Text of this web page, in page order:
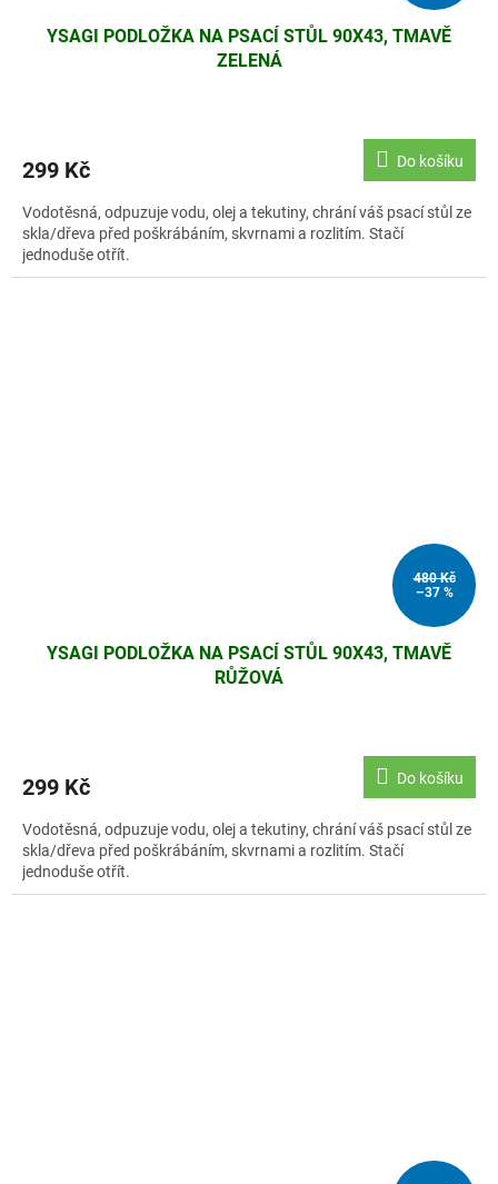
YSAGI PODLOŽKA NA PSACÍ STŮL 90X43, TMAVĚ
ZELENÁ
299 Kč Do košíku
Vodotěsná, odpuzuje vodu, olej a tekutiny, chrání váš psací stůl ze
skla/dřeva před poškrábáním, skvrnami a rozlitím. Stačí
jednoduše otřít.
480 Kč
–37 %
YSAGI PODLOŽKA NA PSACÍ STŮL 90X43, TMAVĚ
RŮŽOVÁ
299 Kč Do košíku
Vodotěsná, odpuzuje vodu, olej a tekutiny, chrání váš psací stůl ze
skla/dřeva před poškrábáním, skvrnami a rozlitím. Stačí
jednoduše otřít.